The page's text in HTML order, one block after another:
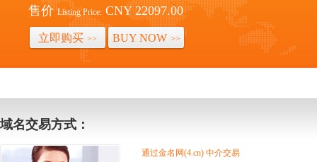
售价 Listing Price: CNY 22097.00
立即购买 >> BUY NOW >>
域名交易方式：
通过金名网(4.cn) 中介交易